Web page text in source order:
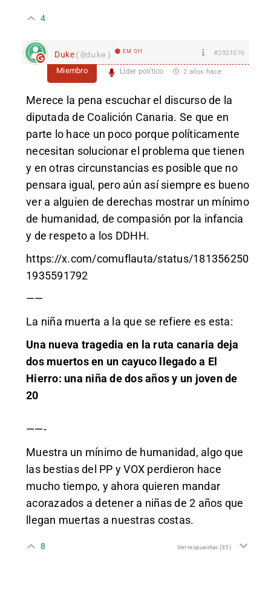
4
Duke(@duke) EM Off #2921076
Miembro Líder político 2 años hace
Merece la pena escuchar el discurso de la
diputada de Coalición Canaria. Se que en
parte lo hace un poco porque políticamente
necesitan solucionar el problema que tienen
y en otras circunstancias es posible que no
pensara igual, pero aún así siempre es bueno
ver a alguien de derechas mostrar un mínimo
de humanidad, de compasión por la infancia
y de respeto a los DDHH.
https://x.com/comuflauta/status/181356250
1935591792
——
La niña muerta a la que se refiere es esta:
Una nueva tragedia en la ruta canaria deja
dos muertos en un cayuco llegado a El
Hierro: una niña de dos años y un joven de
20
——-
Muestra un mínimo de humanidad, algo que
las bestias del PP y VOX perdieron hace
mucho tiempo, y ahora quieren mandar
acorazados a detener a niñas de 2 años que
llegan muertas a nuestras costas.
8 Ver respuestas (35)